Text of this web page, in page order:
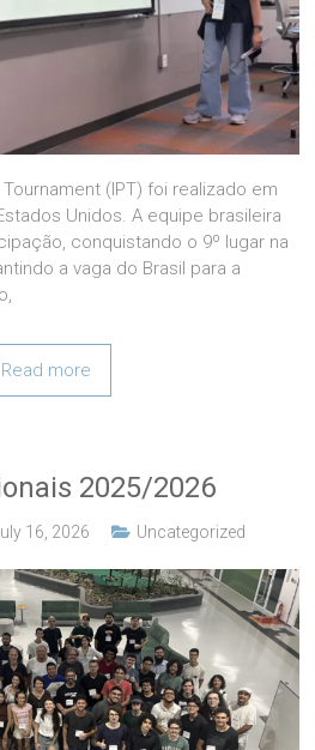
Tournament (IPT) foi realizado em
Unidos. A equipe brasileira
conquistando o 9º lugar na
a vaga do Brasil para a
Read more
2025/2026
16, 2026 Uncategorized